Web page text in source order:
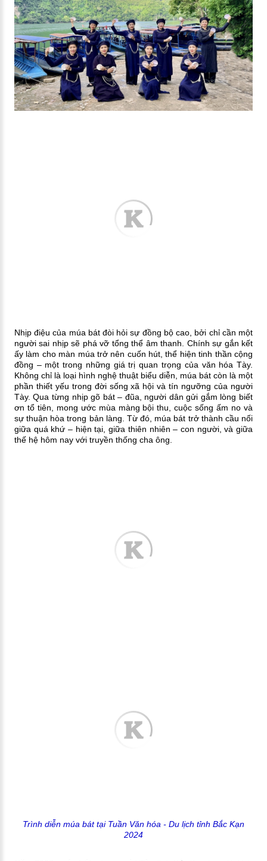
Nhịp điệu của múa bát đòi hỏi sự đồng bộ cao, bởi chỉ cần một
người sai nhịp sẽ phá vỡ tổng thể âm thanh. Chính sự gắn kết
ấy làm cho màn múa trở nên cuốn hút, thể hiện tinh thần cộng
đồng – một trong những giá trị quan trọng của văn hóa Tày.
Không chỉ là loại hình nghệ thuật biểu diễn, múa bát còn là một
phần thiết yếu trong đời sống xã hội và tín ngưỡng của người
Tày. Qua từng nhịp gõ bát – đũa, người dân gửi gắm lòng biết
ơn tổ tiên, mong ước mùa màng bội thu, cuộc sống ấm no và
sự thuận hòa trong bản làng. Từ đó, múa bát trở thành cầu nối
giữa quá khứ – hiện tại, giữa thiên nhiên – con người, và giữa
thế hệ hôm nay với truyền thống cha ông.
Trình diễn múa bát tại Tuần Văn hóa - Du lịch tỉnh Bắc Kạn
2024